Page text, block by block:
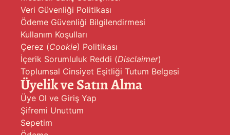
Veri Güvenliği Politikası
Ödeme Güvenliği Bilgilendirmesi
Kullanım Koşulları
Çerez (Cookie) Politikası
İçerik Sorumluluk Reddi (Disclaimer)
Toplumsal Cinsiyet Eşitliği Tutum Belgesi
Üyelik ve Satın Alma
Üye Ol ve Giriş Yap
Şifremi Unuttum
Sepetim